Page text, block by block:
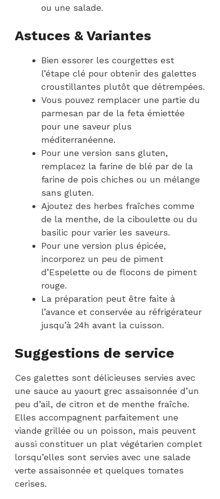
ou une salade.
Astuces & Variantes
Bien essorer les courgettes est
l’étape clé pour obtenir des galettes
croustillantes plutôt que détrempées.
Vous pouvez remplacer une partie du
parmesan par de la feta émiettée
pour une saveur plus
méditerranéenne.
Pour une version sans gluten,
remplacez la farine de blé par de la
farine de pois chiches ou un mélange
sans gluten.
Ajoutez des herbes fraîches comme
de la menthe, de la ciboulette ou du
basilic pour varier les saveurs.
Pour une version plus épicée,
incorporez un peu de piment
d’Espelette ou de flocons de piment
rouge.
La préparation peut être faite à
l’avance et conservée au réfrigérateur
jusqu’à 24h avant la cuisson.
Suggestions de service
Ces galettes sont délicieuses servies avec
une sauce au yaourt grec assaisonnée d’un
peu d’ail, de citron et de menthe fraîche.
Elles accompagnent parfaitement une
viande grillée ou un poisson, mais peuvent
aussi constituer un plat végétarien complet
lorsqu’elles sont servies avec une salade
verte assaisonnée et quelques tomates
cerises.